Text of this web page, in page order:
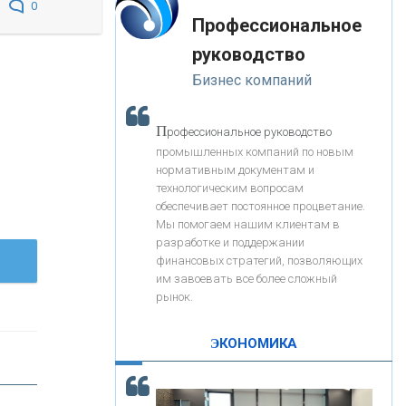
0
«ЗАПСИБКОМБАНК»
«РОСЕВРОБАНК»
«ПРЕСС-СЛУЖБА ВТБ24»
«АВТОГРАДБАНК»
«ПРОМРЕГИОНБАНК»
ОНАС
КОНТАКТЫ
корость - один из главных трендов в
кредитовании бизнеса - «Интервью»
-- Лучшее, что можно сделать с хорошим советом, это
пропустить его мимо ушей. Он никогда не бывает
полезен никому, кроме того, кто его дал.
-- Люблю давать советы и очень не люблю, когда их
дают мне.
Профессиональное
руководство
Бизнес компаний
Профессиональное руководство
промышленных компаний по новым
нормативным документам и
технологическим вопросам
обеспечивает постоянное процветание.
Мы помогаем нашим клиентам в
разработке и поддержании
финансовых стратегий, позволяющих
им завоевать все более сложный
рынок.
ЭКОНОМИКА